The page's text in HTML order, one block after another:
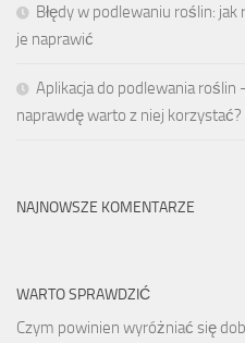
Błędy w podlewaniu roślin:
je naprawić
Aplikacja do podlewania
naprawdę warto z niej korzystać?
NAJNOWSZE KOMENTARZE
WARTO SPRAWDZIĆ
Czym powinien wyróżniać się